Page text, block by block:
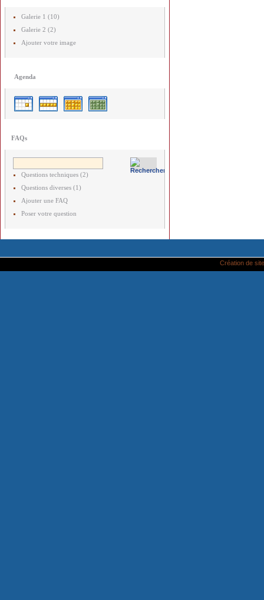
Galerie 1 (10)
Galerie 2 (2)
Ajouter votre image
Agenda
FAQs
Questions techniques (2)
Questions diverses (1)
Ajouter une FAQ
Poser votre question
Création de